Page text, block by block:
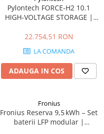
Pylontech FORCE-H2 10.1
HIGH-VOLTAGE STORAGE |
Sungrow, Goodwe, Sofar
22.754,51 RON
LA COMANDA
ADAUGA IN COS
Fronius
Fronius Reserva 9,5 kWh – Set
baterii LFP modular |